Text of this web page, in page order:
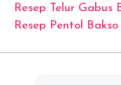
Resep Telur Gabus
Resep Pentol Bakso